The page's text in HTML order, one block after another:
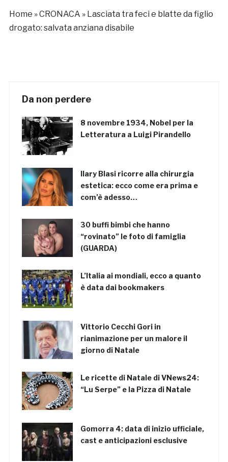
Home »CRONACA » Lasciata tra feci e blatte da figlio
drogato: salvata anziana disabile
Da non perdere
8 novembre 1934, Nobel per la
Letteratura a Luigi Pirandello
Ilary Blasi ricorre alla chirurgia
estetica: ecco come era prima e
com’è adesso…
30 buffi bimbi che hanno
“rovinato” le foto di famiglia
(GUARDA)
L’Italia ai mondiali, ecco a quanto
è data dai bookmakers
Vittorio Cecchi Gori in
rianimazione per un malore il
giorno di Natale
Le ricette di Natale di VNews24:
“Lu Serpe” e la Pizza di Natale
Gomorra 4: data di inizio ufficiale,
cast e anticipazioni esclusive